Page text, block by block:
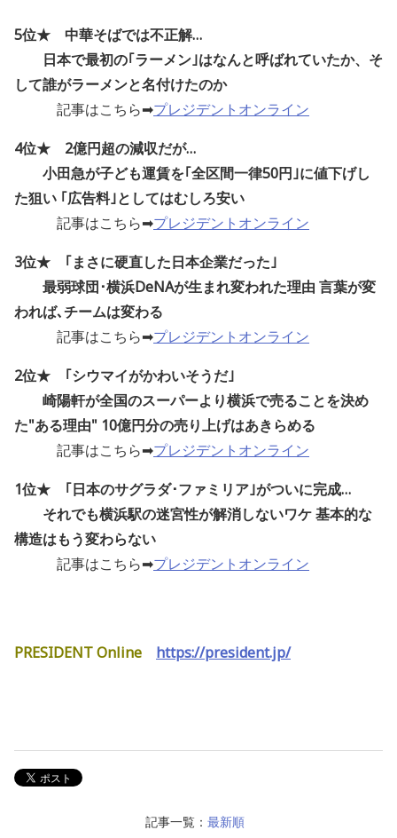
5位★ 中華そばでは不正解…
日本で最初の｢ラーメン｣はなんと呼ばれていたか、そ
して誰がラーメンと名付けたのか
記事はこちら➡プレジデントオンライン
4位★ 2億円超の減収だが…
小田急が子ども運賃を｢全区間一律50円｣に値下げし
た狙い ｢広告料｣としてはむしろ安い
記事はこちら➡プレジデントオンライン
3位★ ｢まさに硬直した日本企業だった｣
最弱球団･横浜DeNAが生まれ変われた理由 言葉が変
われば､チームは変わる
記事はこちら➡プレジデントオンライン
2位★ ｢シウマイがかわいそうだ｣
崎陽軒が全国のスーパーより横浜で売ることを決め
た"ある理由" 10億円分の売り上げはあきらめる
記事はこちら➡プレジデントオンライン
1位★ ｢日本のサグラダ･ファミリア｣がついに完成…
それでも横浜駅の迷宮性が解消しないワケ 基本的な
構造はもう変わらない
記事はこちら➡プレジデントオンライン
PRESIDENT Online https://president.jp/
記事一覧： 最新順